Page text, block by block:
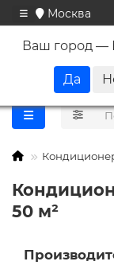
Москва
Ваш город —
50 м²